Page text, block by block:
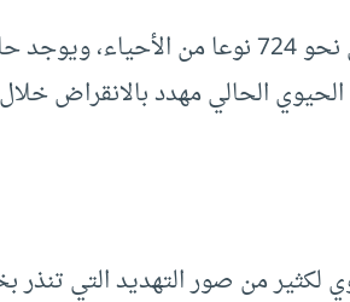
من صور التهديد التي تنذر